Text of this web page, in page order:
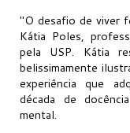
"O desafio de viver
Kátia Poles,
pela USP. Kátia
belissimamente
experiência que
década de
mental.